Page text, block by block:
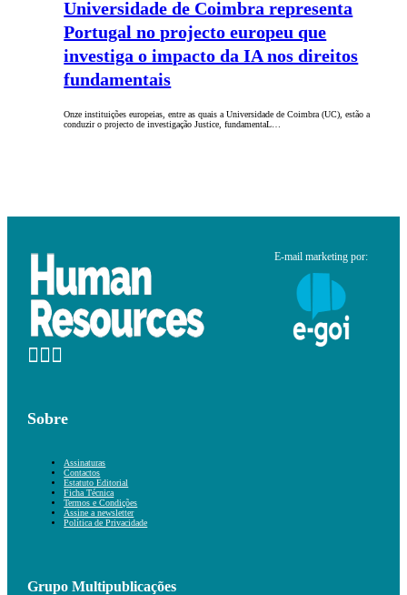
Universidade de Coimbra representa
Portugal no projecto europeu que
investiga o impacto da IA nos direitos
fundamentais
Onze instituições europeias, entre as quais a Universidade de Coimbra (UC), estão a
conduzir o projecto de investigação Justice, fundamentaL…
E-mail marketing por:
Sobre
Assinaturas
Contactos
Estatuto Editorial
Ficha Técnica
Termos e Condições
Assine a newsletter
Política de Privacidade
Grupo Multipublicações